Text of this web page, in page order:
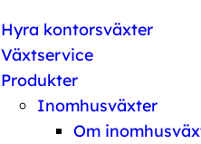
Hyra kontorsväxter
Växtservice
Produkter
Inomhusväxter
Om